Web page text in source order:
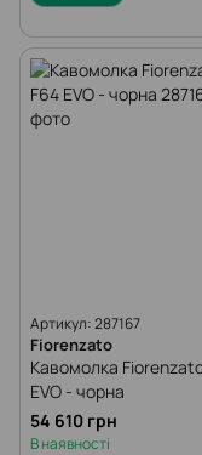
Артикул: 287167
Fiorenzato
Кавомолка
EVO - чорна
54 610 грн
В наявності